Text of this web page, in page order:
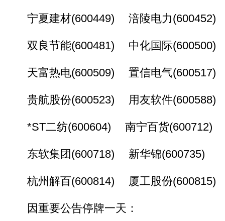
宁夏建材(600449) 涪陵电力(600452)
双良节能(600481) 中化国际(600500)
天富热电(600509) 置信电气(600517)
贵航股份(600523) 用友软件(600588)
*ST二纺(600604) 南宁百货(600712)
东软集团(600718) 新华锦(600735)
杭州解百(600814) 厦工股份(600815)
因重要公告停牌一天：